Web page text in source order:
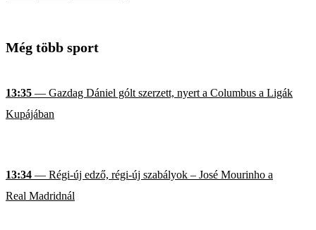
Még több sport
13:35 — Gazdag Dániel gólt szerzett, nyert a Columbus a Ligák
Kupájában
13:34 — Régi-új edző, régi-új szabályok – José Mourinho a
Real Madridnál